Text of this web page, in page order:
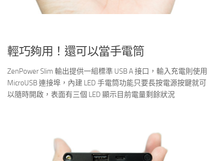
輕巧夠用！還可以當手電筒
ZenPower Slim 輸出提供一組標準 USB A 接口，輸入充電則使用
MicroUSB 連接埠，內建 LED 手電筒功能只要長按電源按鍵就可
以隨時開啟，表面有三個 LED 顯示目前電量剩餘狀況